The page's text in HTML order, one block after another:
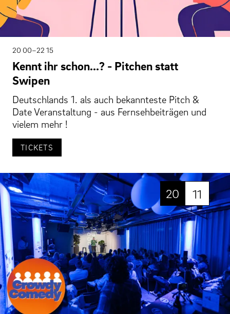
20 00–22 15
Kennt ihr schon...? - Pitchen statt
Swipen
Deutschlands 1. als auch bekannteste Pitch &
Date Veranstaltung - aus Fernsehbeiträgen und
vielem mehr !
TICKETS
20 11